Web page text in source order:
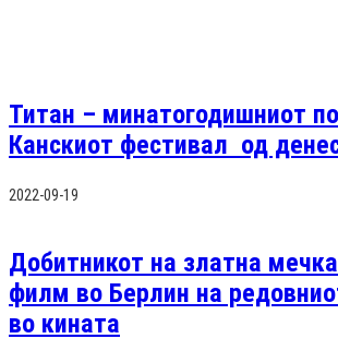
Титан – минатогодишниот
Канскиот фестивал од
2022-09-19
Добитникот на златна
филм во Берлин на
во кината